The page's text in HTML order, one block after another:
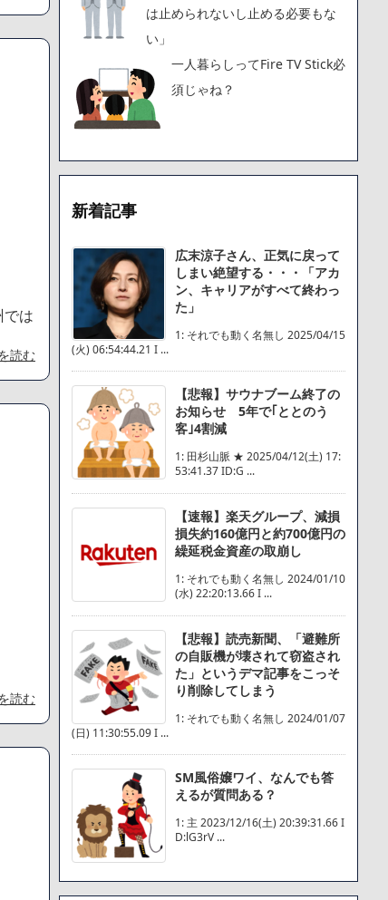
では
読む
読む
は止められないし止める必要もな
い」
一人暮らしってFire TV Stick必
須じゃね？
新着記事
広末涼子さん、正気に戻って
しまい絶望する・・・「アカ
ン、キャリアがすべて終わっ
た」
1: それでも動く名無し 2025/04/15
(火) 06:54:44.21 I ...
【悲報】サウナブーム終了の
お知らせ 5年で｢ととのう
客｣4割減
1: 田杉山脈 ★ 2025/04/12(土) 17:
53:41.37 ID:G ...
【速報】楽天グループ、減損
損失約160億円と約700億円の
繰延税金資産の取崩し
1: それでも動く名無し 2024/01/10
(水) 22:20:13.66 I ...
【悲報】読売新聞、「避難所
の自販機が壊されて窃盗され
た」というデマ記事をこっそ
り削除してしまう
1: それでも動く名無し 2024/01/07
(日) 11:30:55.09 I ...
SM風俗嬢ワイ、なんでも答
えるが質問ある？
1: 主 2023/12/16(土) 20:39:31.66 I
D:lG3rV ...